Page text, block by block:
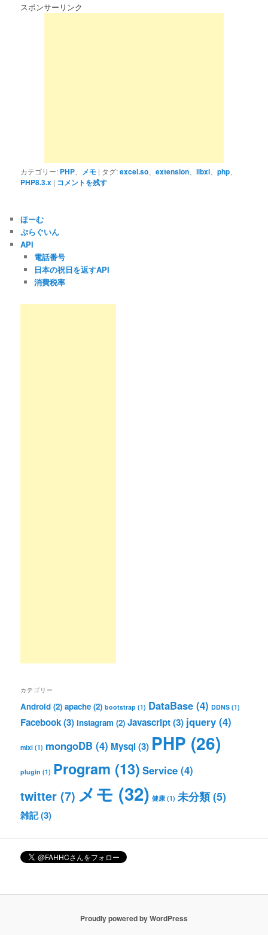
スポンサーリンク
カテゴリー: PHP メモ | タグ:excel.so 、extension 、libxl 、php
PHP8.3.x | コメントを残す
ほーむ
ぷらぐいん
API
電話番号
日本の祝日を返すAPI
消費税率
カテゴリー
Android (2) apache (2) bootstrap (1) DataBase (4) DDNS (1)
Facebook(3) instagram (2) Javascript(3) jquery (4)
mixi (1) mongoDB (4) Mysql(3) PHP (26)
plugin (1) Program (13) Service (4)
twitter (7) メモ (32) 健康 (1) 未分類(5)
雑記(3)
Proudly powered by WordPress